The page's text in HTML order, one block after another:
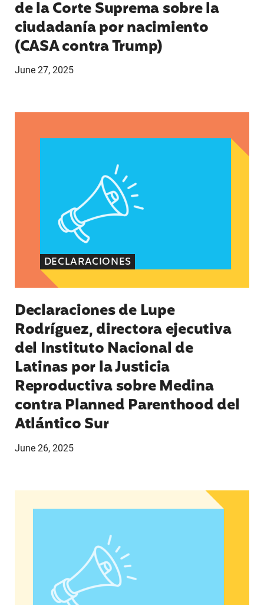
de la Corte Suprema sobre la
ciudadanía por nacimiento
(CASA contra Trump)
June 27, 2025
DECLARACIONES
Declaraciones de Lupe
Rodríguez, directora ejecutiva
del Instituto Nacional de
Latinas por la Justicia
Reproductiva sobre Medina
contra Planned Parenthood del
Atlántico Sur
June 26, 2025
Jayapal, Booker y Barragán reintroducen